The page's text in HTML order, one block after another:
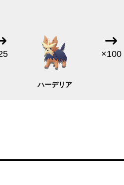
ハーデリア
×100